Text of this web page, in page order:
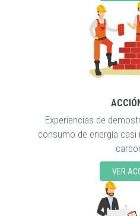
Experiencias de
consumo de energía casi
VER